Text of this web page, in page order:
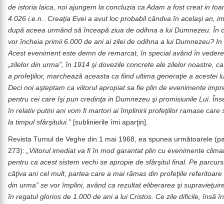
de istoria laica, noi ajungem la concluzia ca Adam a fost creat in
4.026 i.e.n.. Creaţia Evei a avut loc probabil cândva în acelaşi an,
după aceea urmând să înceapă ziua de odihna a lui Dumnezeu. În
vor încheia primii 6.000 de ani ai zilei de odihna a lui Dumnezeu? In
Acest eveniment este demn de remarcat, în special având în
„zilelor din urma”, în 1914 şi dovezile concrete ale zilelor noastre,
a profeţiilor, marchează aceasta ca fiind ultima generaţie a acestei
Deci noi aşteptam ca viitorul apropiat sa fie plin de evenimente
pentru cei care îşi pun credinţa in Dumnezeu şi promisiunile Lui.
în relativ putini ani vom fi martori ai împlinirii profeţiilor ramase care
la timpul sfârşitului.” [sublinierile îmi aparţin].
Revista Turnul de Veghe din 1 mai 1968, ea spunea următoarele
273): „Viitorul imediat va fi în mod garantat plin cu evenimente
pentru ca acest sistem vechi se apropie de sfârşitul final. Pe
câţiva ani cel mult, partea care a mai rămas din profeţiile referitoare
din urma” se vor împlini, având ca rezultat eliberarea şi
în regatul glorios de 1.000 de ani a lui Cristos. Ce zile dificile, însă